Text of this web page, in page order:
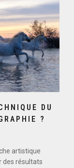
DU
?
artistique
des résultats